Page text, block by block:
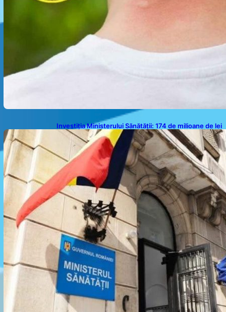
Investiția Ministerului Sănătății: 174 de milioane de lei
pentru modernizarea sistemului sanitar din România